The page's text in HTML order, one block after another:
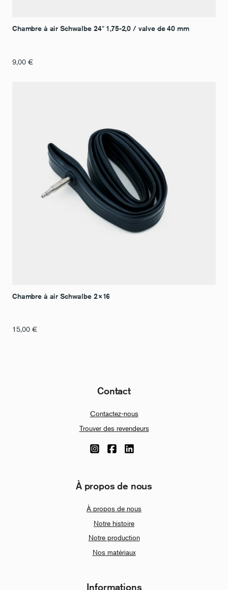
Chambre à air Schwalbe 24″ 1,75-2,0 / valve de 40 mm
9,00 €
Chambre à air Schwalbe 2×16
15,00 €
Contact
Contactez-nous
Trouver des revendeurs
À propos de nous
À propos de nous
Notre histoire
Notre production
Nos matériaux
Informations